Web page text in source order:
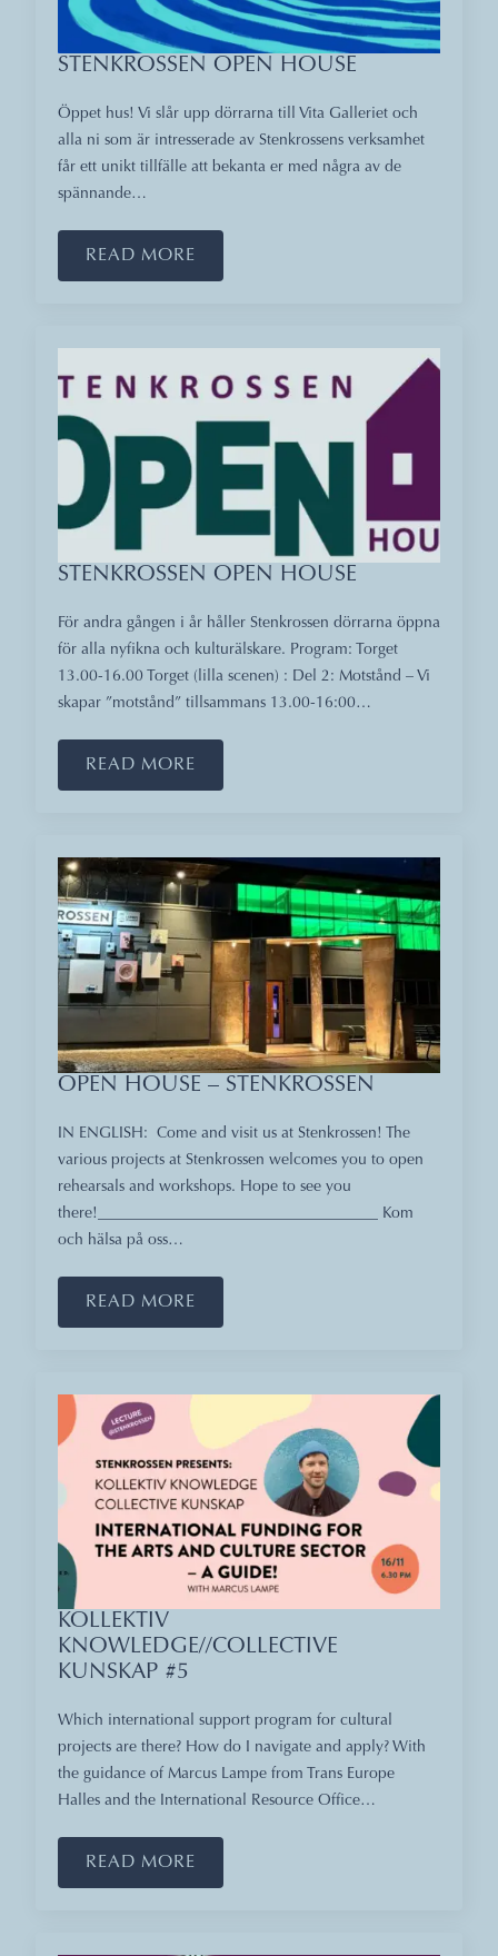
STENKROSSEN OPEN HOUSE
Öppet hus! Vi slår upp dörrarna till Vita Galleriet och
alla ni som är intresserade av Stenkrossens verksamhet
får ett unikt tillfälle att bekanta er med några av de
spännande…
READ MORE
STENKROSSEN OPEN HOUSE
För andra gången i år håller Stenkrossen dörrarna öppna
för alla nyfikna och kulturälskare. Program: Torget
13.00-16.00 Torget (lilla scenen) : Del 2: Motstånd – Vi
skapar ”motstånd” tillsammans 13.00-16:00…
READ MORE
OPEN HOUSE – STENKROSSEN
IN ENGLISH: Come and visit us at Stenkrossen! The
various projects at Stenkrossen welcomes you to open
rehearsals and workshops. Hope to see you
there!____________________________________ Kom
och hälsa på oss…
READ MORE
KOLLEKTIV
KNOWLEDGE//COLLECTIVE
KUNSKAP #5
Which international support program for cultural
projects are there? How do I navigate and apply? With
the guidance of Marcus Lampe from Trans Europe
Halles and the International Resource Office…
READ MORE